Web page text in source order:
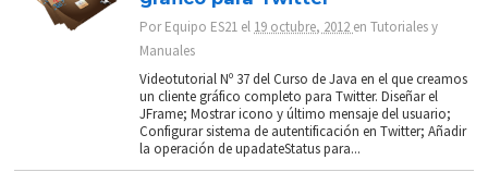
PorEquipo ES21 el 19 octubre, 2012 enTutoriales y
Manuales
Videotutorial Nº 37 del Curso de Java en el que creamos
un cliente gráfico completo para Twitter. Diseñar el
JFrame; Mostrar icono y último mensaje del usuario;
Configurar sistema de autentificación en Twitter; Añadir
la operación de upadateStatus para...